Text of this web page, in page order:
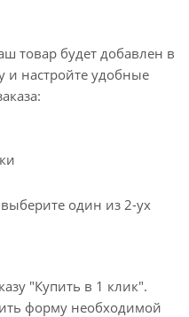
товар будет добавлен в
и настройте удобные
один из 2-ух
"Купить в 1 клик".
форму необходимой